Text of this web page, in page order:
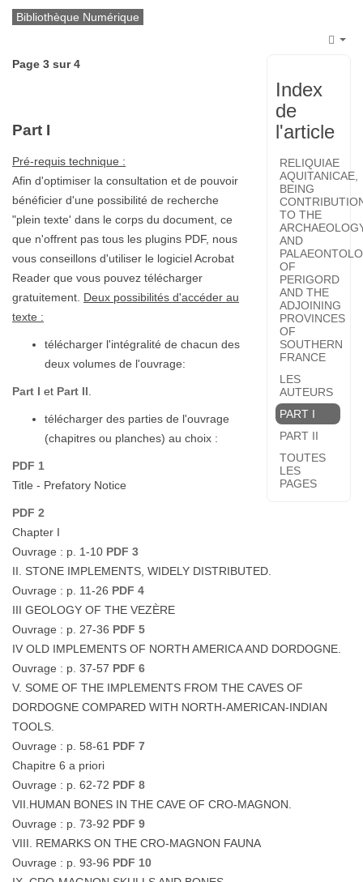
Bibliothèque Numérique
Index
de
l'article
RELIQUIAE
AQUITANICAE,
BEING
TO THE
AND
OF
PERIGORD
AND THE
ADJOINING
PROVINCES
OF
SOUTHERN
FRANCE
LES
AUTEURS
PART I
PART II
TOUTES
LES
PAGES
Page 3 sur 4
Part I
Pré-requis technique :
Afin d'optimiser la consultation et de pouvoir
bénéficier d'une possibilité de recherche
"plein texte' dans le corps du document, ce
que n'offrent pas tous les plugins PDF, nous
vous conseillons d'utiliser le logiciel Acrobat
Reader que vous pouvez télécharger
gratuitement. Deux possibilités d'accéder au
texte :
télécharger l'intégralité de chacun des
deux volumes de l'ouvrage:
Part I et Part II
télécharger des parties de l'ouvrage
(chapitres ou planches) au choix :
PDF 1
Title - Prefatory Notice
PDF 2
Chapter I
Ouvrage : p. 1-10 PDF 3
II. STONE IMPLEMENTS, WIDELY DISTRIBUTED.
Ouvrage : p. 11-26 PDF 4
III GEOLOGY OF THE VEZÈRE
Ouvrage : p. 27-36 PDF 5
IV OLD IMPLEMENTS OF NORTH AMERICA AND DORDOGNE.
Ouvrage : p. 37-57 PDF 6
V. SOME OF THE IMPLEMENTS FROM THE CAVES OF
DORDOGNE COMPARED WITH NORTH-AMERICAN-INDIAN
TOOLS.
Ouvrage : p. 58-61 PDF 7
Chapitre 6 a priori
Ouvrage : p. 62-72 PDF 8
VII.HUMAN BONES IN THE CAVE OF CRO-MAGNON.
Ouvrage : p. 73-92 PDF 9
VIII. REMARKS ON THE CRO-MAGNON FAUNA
Ouvrage : p. 93-96 PDF 10